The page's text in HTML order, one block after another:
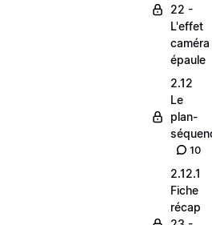
22 -
L'effet
caméra
épaule
2.12
Le
plan-
10
2.12.1
Fiche
récap